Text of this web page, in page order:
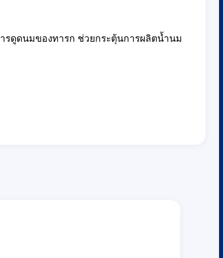
ดูดนมของทารก ช่วยกระตุ้นการผลิตน้ำนม